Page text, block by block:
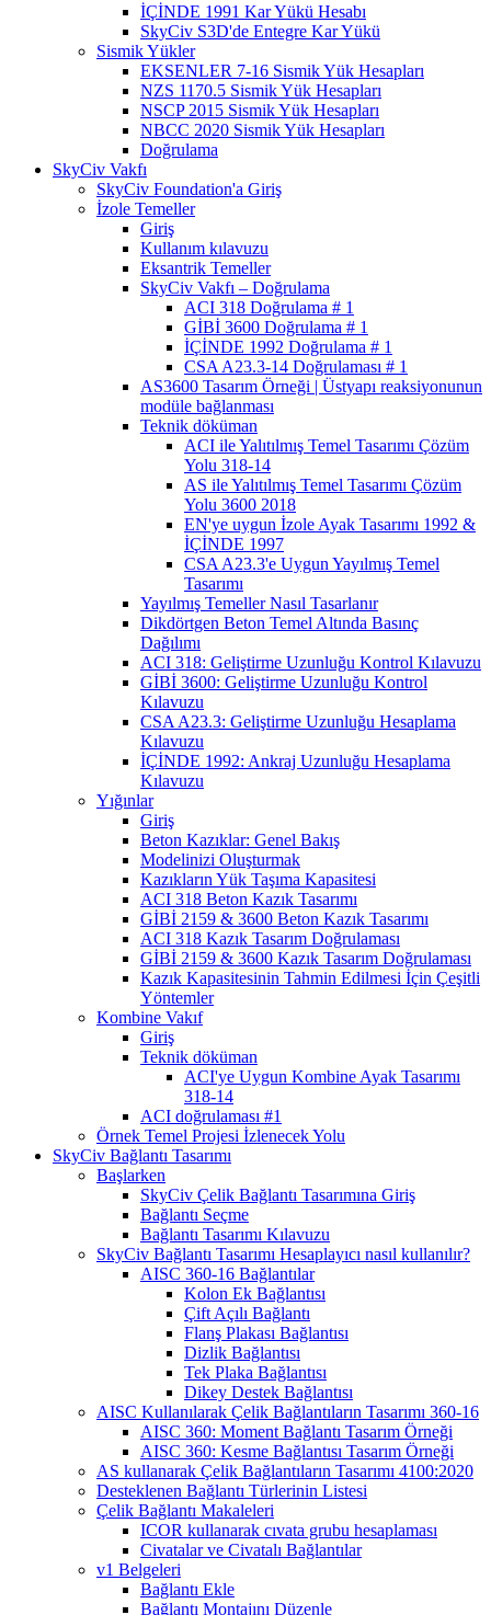
İÇİNDE 1991 Kar Yükü Hesabı
SkyCiv S3D'de Entegre Kar Yükü
Sismik Yükler
EKSENLER 7-16 Sismik Yük Hesapları
NZS 1170.5 Sismik Yük Hesapları
NSCP 2015 Sismik Yük Hesapları
NBCC 2020 Sismik Yük Hesapları
Doğrulama
SkyCiv Vakfı
SkyCiv Foundation'a Giriş
İzole Temeller
Giriş
Kullanım kılavuzu
Eksantrik Temeller
SkyCiv Vakfı – Doğrulama
ACI 318 Doğrulama # 1
GİBİ 3600 Doğrulama # 1
İÇİNDE 1992 Doğrulama # 1
CSA A23.3-14 Doğrulaması # 1
AS3600 Tasarım Örneği | Üstyapı reaksiyonunun
modüle bağlanması
Teknik döküman
ACI ile Yalıtılmış Temel Tasarımı Çözüm
Yolu 318-14
AS ile Yalıtılmış Temel Tasarımı Çözüm
Yolu 3600 2018
EN'ye uygun İzole Ayak Tasarımı 1992 &
İÇİNDE 1997
CSA A23.3'e Uygun Yayılmış Temel
Tasarımı
Yayılmış Temeller Nasıl Tasarlanır
Dikdörtgen Beton Temel Altında Basınç
Dağılımı
ACI 318: Geliştirme Uzunluğu Kontrol Kılavuzu
GİBİ 3600: Geliştirme Uzunluğu Kontrol
Kılavuzu
CSA A23.3: Geliştirme Uzunluğu Hesaplama
Kılavuzu
İÇİNDE 1992: Ankraj Uzunluğu Hesaplama
Kılavuzu
Yığınlar
Giriş
Beton Kazıklar: Genel Bakış
Modelinizi Oluşturmak
Kazıkların Yük Taşıma Kapasitesi
ACI 318 Beton Kazık Tasarımı
GİBİ 2159 & 3600 Beton Kazık Tasarımı
ACI 318 Kazık Tasarım Doğrulaması
GİBİ 2159 & 3600 Kazık Tasarım Doğrulaması
Kazık Kapasitesinin Tahmin Edilmesi İçin Çeşitli
Yöntemler
Kombine Vakıf
Giriş
Teknik döküman
ACI'ye Uygun Kombine Ayak Tasarımı
318-14
ACI doğrulaması #1
Örnek Temel Projesi İzlenecek Yolu
SkyCiv Bağlantı Tasarımı
Başlarken
SkyCiv Çelik Bağlantı Tasarımına Giriş
Bağlantı Seçme
Bağlantı Tasarımı Kılavuzu
SkyCiv Bağlantı Tasarımı Hesaplayıcı nasıl kullanılır?
AISC 360-16 Bağlantılar
Kolon Ek Bağlantısı
Çift Açılı Bağlantı
Flanş Plakası Bağlantısı
Dizlik Bağlantısı
Tek Plaka Bağlantısı
Dikey Destek Bağlantısı
AISC Kullanılarak Çelik Bağlantıların Tasarımı 360-16
AISC 360: Moment Bağlantı Tasarım Örneği
AISC 360: Kesme Bağlantısı Tasarım Örneği
AS kullanarak Çelik Bağlantıların Tasarımı 4100:2020
Desteklenen Bağlantı Türlerinin Listesi
Çelik Bağlantı Makaleleri
ICOR kullanarak cıvata grubu hesaplaması
Civatalar ve Civatalı Bağlantılar
v1 Belgeleri
Bağlantı Ekle
Bağlantı Montajını Düzenle